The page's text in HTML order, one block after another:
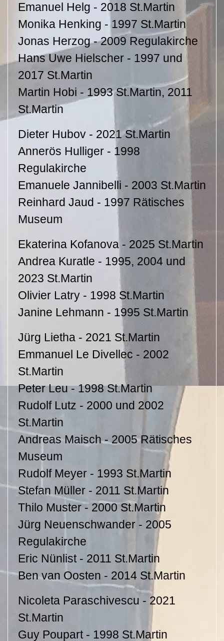
Emanuel Helg - 2018 St.Martin
Monika Henking - 1997 St.Martin
Jonas Herzog - 2009 Regulakirche
Hans Uwe Hielscher - 1997 und
2017 St.Martin
Martin Hobi - 1993 St.Martin, 2011
St.Martin
Dieter Hubov - 2021 St.Martin
Annerös Hulliger - 1998
Regulakirche
Emanuele Jannibelli - 2003 St.Martin
Reinhard Jaud - 1997 Rätisches
Museum
Ekaterina Kofanova - 2025 St.Martin
Andrea Kuratle - 1995, 2004 und
2023 St.Martin
Olivier Latry - 1998 St.Martin
Janine Lehmann - 1995 St.Martin
Jürg Lietha - 2021 St.Martin
Emmanuel Le Divellec - 2002
St.Martin
Peter Leu - 1998 St.Martin
Rudolf Lutz - 2000 und 2002
St.Martin
Andreas Maisch - 2005 Rätisches
Museum
Rudolf Meyer - 1993 St.Martin
Stefan Müller - 2011 St.Martin
Thilo Muster - 2000 St.Martin
Jürg Neuenschwander - 2005
Regulakirche
Eric Nünlist - 2011 St.Martin
Ben van Oosten - 2014 St.Martin
Nicoleta Paraschivescu - 2021
St.Martin
Guy Poupart - 1998 St.Martin